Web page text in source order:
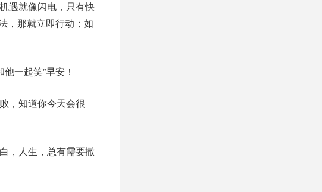
遇就像闪电，只有快
，那就立即行动；如
一起笑”早安！
，知道你今天会很
，人生，总有需要撒